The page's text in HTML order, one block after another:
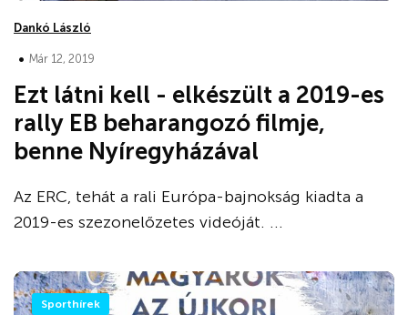
Dankó László
• Már 12, 2019
Ezt látni kell - elkészült a 2019-es
rally EB beharangozó filmje,
benne Nyíregyházával
Az ERC, tehát a rali Európa-bajnokság kiadta a
2019-es szezonelőzetes videóját. ...
Sporthírek